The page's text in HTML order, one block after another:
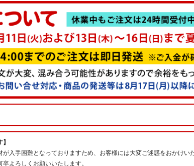
入手困難となっておりますため、お客様には大変ご迷惑をおかけい
よろしくお願いいたします。